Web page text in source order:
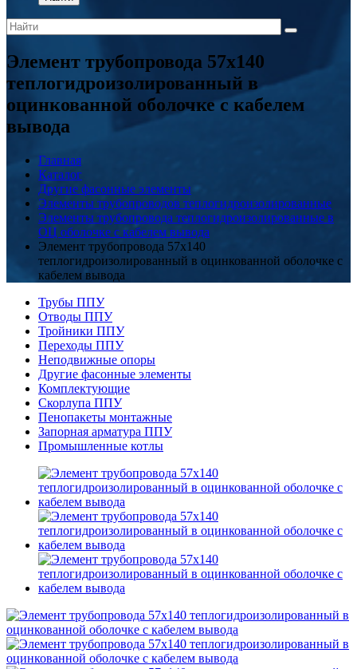
Элемент трубопровода 57x140
теплогидроизолированный в
оцинкованной оболочке с кабелем
вывода
Главная
Каталог
Другие фасонные элементы
Элементы трубопроводов теплогидроизолированные
Элементы трубопровода теплогидроизолированные в
ОЦ оболочке с кабелем вывода
Элемент трубопровода 57x140
теплогидроизолированный в оцинкованной оболочке с
кабелем вывода
Трубы ППУ
Отводы ППУ
Тройники ППУ
Переходы ППУ
Неподвижные опоры
Другие фасонные элементы
Комплектующие
Скорлупа ППУ
Пенопакеты монтажные
Запорная арматура ППУ
Промышленные котлы